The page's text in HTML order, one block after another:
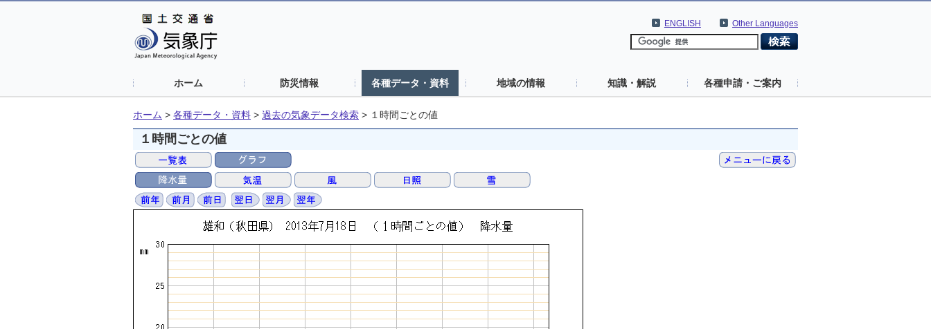
Other Languages
ENGLISH
ホーム 防災情報 各種データ・資料 地域の情報 知識・解説 各種申請・ご案内
ホーム > 各種データ・資料 > 過去の気象データ検索 > １時間ごとの値
１時間ごとの値